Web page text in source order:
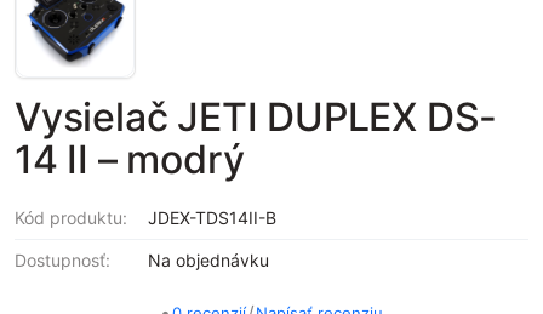
Vysielač JETI DUPLEX DS-
14 II – modrý
Kód produktu: JDEX-TDS14II-B
Dostupnosť: Na objednávku